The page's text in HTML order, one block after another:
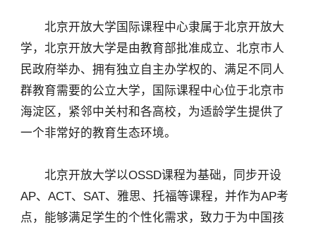
北京开放大学国际课程中心隶属于北京开放大
学，北京开放大学是由教育部批准成立、北京市人
民政府举办、拥有独立自主办学权的、满足不同人
群教育需要的公立大学，国际课程中心位于北京市
海淀区，紧邻中关村和各高校，为适龄学生提供了
一个非常好的教育生态环境。
北京开放大学以OSSD课程为基础，同步开设
AP、ACT、SAT、雅思、托福等课程，并作为AP考
点，能够满足学生的个性化需求，致力于为中国孩